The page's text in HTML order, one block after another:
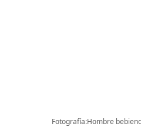
Fotografía:Hombre